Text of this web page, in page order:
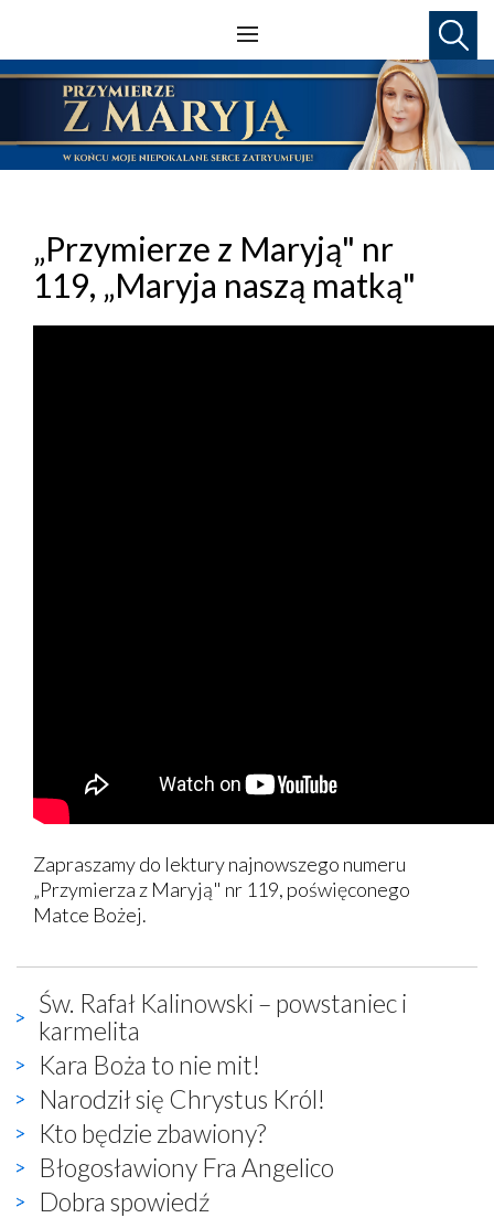
„Przymierze z Maryją" nr
119, „Maryja naszą matką"
Zapraszamy do lektury najnowszego numeru
„Przymierza z Maryją" nr 119, poświęconego
Matce Bożej.
Św. Rafał Kalinowski – powstaniec i
karmelita
Kara Boża to nie mit!
Narodził się Chrystus Król!
Kto będzie zbawiony?
Błogosławiony Fra Angelico
Dobra spowiedź